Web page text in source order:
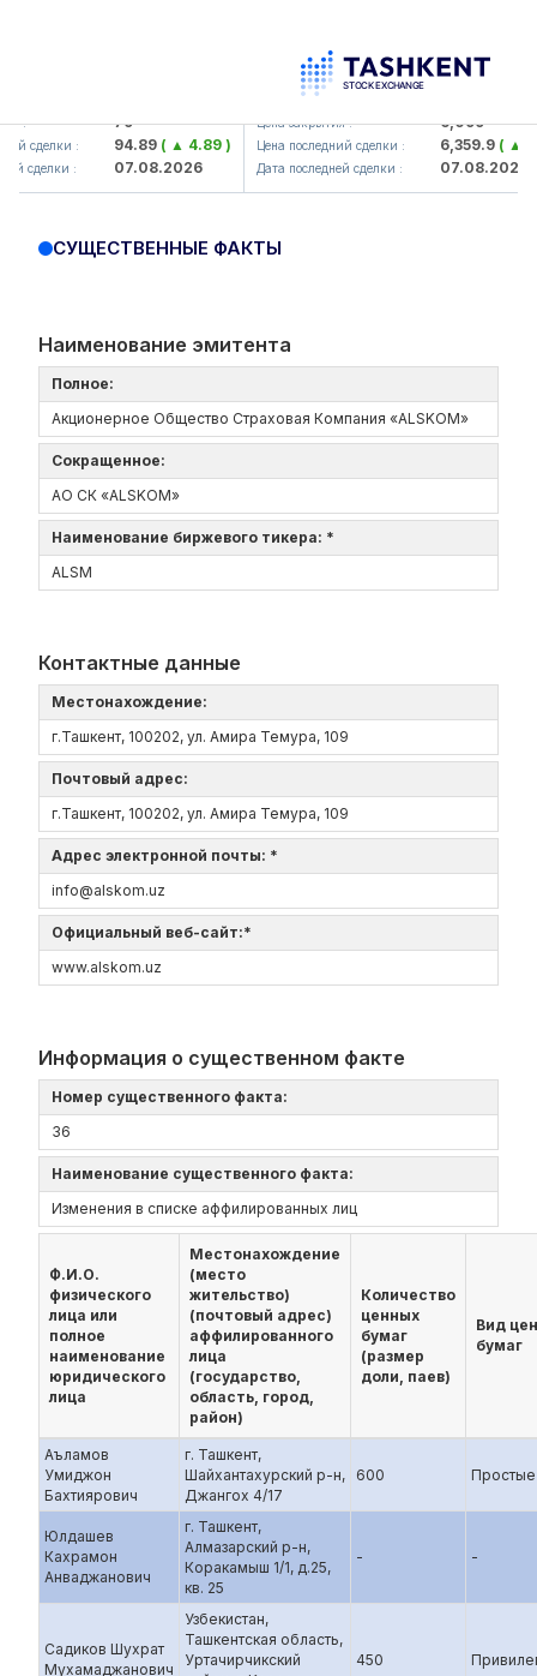
: 79
сделки : 94.89( ▲ 4.89 )
сделки : 07.08.2026
UZMK (<O'zmetkombinat> AJ)
Цена закрытия : 6,099
Цена последний сделки : 6,359.9( ▲
Дата последней сделки : 07.08.2026
СУЩЕСТВЕННЫЕ ФАКТЫ
Наименование эмитента
Полное:
Акционерное Общество Страховая Компания «ALSKOM»
Сокращенное:
АО СК «ALSKOM»
Наименование биржевого тикера: *
ALSM
Контактные данные
Местонахождение:
г.Ташкент, 100202, ул. Амира Темура, 109
Почтовый адрес:
г.Ташкент, 100202, ул. Амира Темура, 109
Адрес электронной почты: *
info@alskom.uz
Официальный веб-сайт:*
www.alskom.uz
Информация о существенном факте
Номер существенного факта:
36
Наименование существенного факта:
Изменения в списке аффилированных лиц
Ф.И.О.
физического
лица или
полное
наименование
юридического
лица
Местонахождение
(место
жительство)
(почтовый адрес)
аффилированного
лица
(государство,
область, город,
район)
Количество
ценных
бумаг
(размер
доли, паев)
Вид
бумаг
Аъламов
Умиджон
Бахтиярович
г. Ташкент,
Шайхантахурский р-н,
Джангох 4/17
600 Простые
Юлдашев
Кахрамон
Анваджанович
г. Ташкент,
Алмазарский р-н,
Коракамыш 1/1, д.25,
кв. 25
- -
Садиков Шухрат
Мухамаджанович
Узбекистан,
Ташкентская область,
Уртачирчикский
450